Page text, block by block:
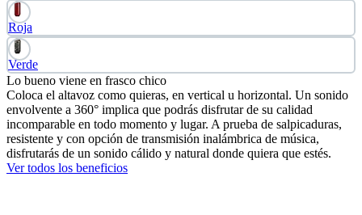
Roja
Verde
Lo bueno viene en frasco chico
Coloca el altavoz como quieras, en vertical u horizontal. Un sonido
envolvente a 360° implica que podrás disfrutar de su calidad
incomparable en todo momento y lugar. A prueba de salpicaduras,
resistente y con opción de transmisión inalámbrica de música,
disfrutarás de un sonido cálido y natural donde quiera que estés.
Ver todos los beneficios